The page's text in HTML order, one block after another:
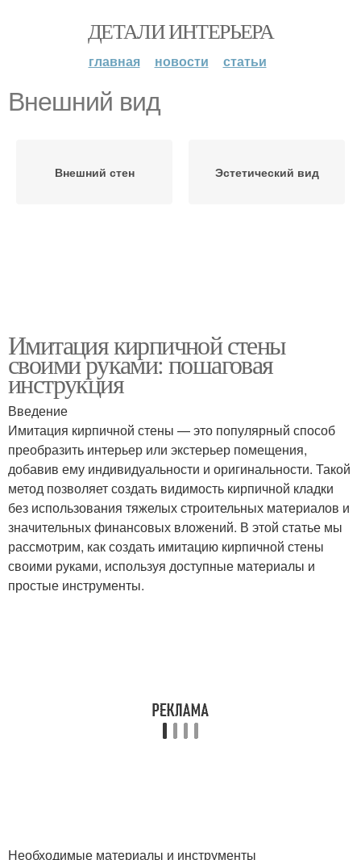
ДЕТАЛИ ИНТЕРЬЕРА
главная новости статьи
Внешний вид
Внешний стен Эстетический вид
Имитация кирпичной стены
своими руками: пошаговая
инструкция
Введение
Имитация кирпичной стены — это популярный способ
преобразить интерьер или экстерьер помещения,
добавив ему индивидуальности и оригинальности. Такой
метод позволяет создать видимость кирпичной кладки
без использования тяжелых строительных материалов и
значительных финансовых вложений. В этой статье мы
рассмотрим, как создать имитацию кирпичной стены
своими руками, используя доступные материалы и
простые инструменты.
Необходимые материалы и инструменты